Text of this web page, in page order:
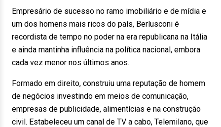
Empresário de sucesso no ramo imobiliário e de mídia e
um dos homens mais ricos do país, Berlusconi é
recordista de tempo no poder na era republicana na Itália
e ainda mantinha influência na política nacional, embora
cada vez menor nos últimos anos.
Formado em direito, construiu uma reputação de homem
de negócios investindo em meios de comunicação,
empresas de publicidade, alimentícias e na construção
civil. Estabeleceu um canal de TV a cabo, Telemilano, que